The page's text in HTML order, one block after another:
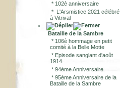
* 102è anniversaire
* L'Arsmistice 2021 célébré
à Vitrival
Bataille de la Sambre
* 106è hommage en petit
comité à la Belle Motte
* Episode sanglant d'août
1914
* 94ème Anniversaire
* 95ème Anniversaire de la
Bataille de la Sambre